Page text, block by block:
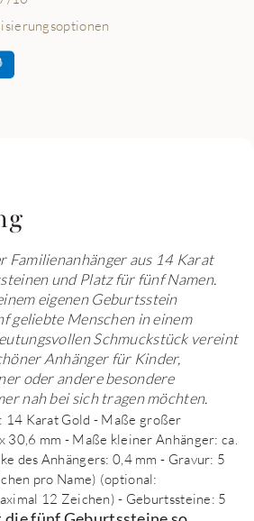
Familienanhänger aus 14 Karat
und Platz für fünf Namen.
eigenen Geburtsstein
geliebte Menschen in einem
Schmuckstück vereint
Anhänger für Kinder,
oder andere besondere
nah bei sich tragen möchten.
14 Karat Gold - Maße großer
30,6 mm - Maße kleiner Anhänger: ca.
des Anhängers: 0,4 mm - Gravur: 5
pro Name) (optional:
12 Zeichen) - Geburtssteine: 5